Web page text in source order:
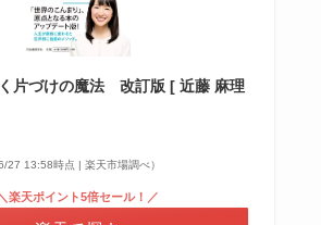
片づけの魔法 改訂版 [ 近藤 麻理
27 13:58時点 | 楽天市場調べ）
楽天ポイント5倍セール！／